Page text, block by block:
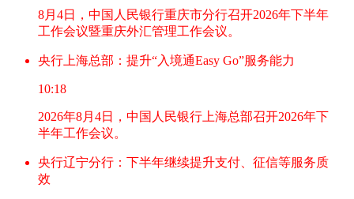
8月4日，中国人民银行重庆市分行召开2026年下半年
工作会议暨重庆外汇管理工作会议。
央行上海总部：提升“入境通Easy Go”服务能力
10:18
2026年8月4日，中国人民银行上海总部召开2026年下
半年工作会议。
央行辽宁分行：下半年继续提升支付、征信等服务质
效